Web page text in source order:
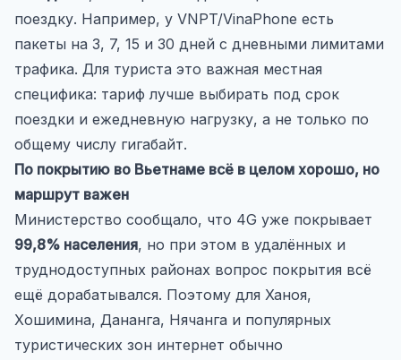
поездку. Например, у VNPT/VinaPhone есть
пакеты на 3, 7, 15 и 30 дней с дневными лимитами
трафика. Для туриста это важная местная
специфика: тариф лучше выбирать под срок
поездки и ежедневную нагрузку, а не только по
общему числу гигабайт.
По покрытию во Вьетнаме всё в целом хорошо, но
маршрут важен
Министерство сообщало, что 4G уже покрывает
99,8% населения, но при этом в удалённых и
труднодоступных районах вопрос покрытия всё
ещё дорабатывался. Поэтому для Ханоя,
Хошимина, Дананга, Нячанга и популярных
туристических зон интернет обычно